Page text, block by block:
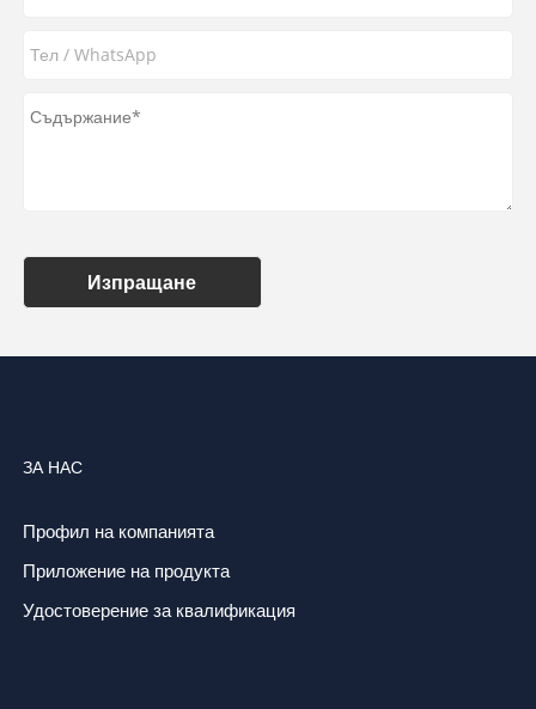
Изпращане
ЗА НАС
Профил на компанията
Приложение на продукта
Удостоверение за квалификация